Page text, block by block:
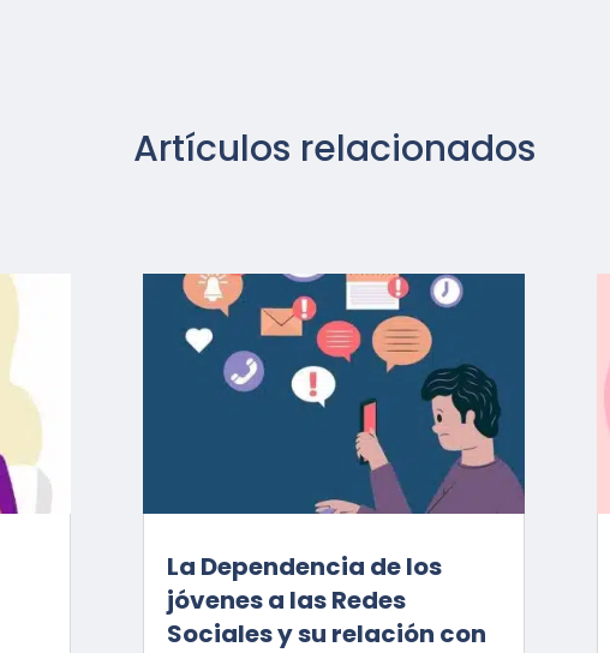
Artículos relacionados
La Dependencia de los
jóvenes a las Redes
Sociales y su relación con